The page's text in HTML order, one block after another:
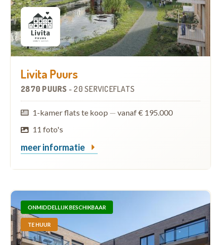
Livita Puurs
2870 PUURS - 20 SERVICEFLATS
1-kamer flats te koop — vanaf € 195.000
11 foto's
meer informatie
ONMIDDELLIJK BESCHIKBAAR
TE HUUR